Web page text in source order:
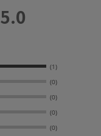
5.0
(1)
(0)
(0)
(0)
(0)